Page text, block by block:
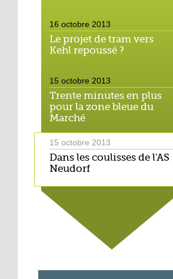
16 octobre 2013
Le projet de tram vers
Kehl repoussé ?
15 octobre 2013
Trente minutes en plus
pour la zone bleue du
Marché
15 octobre 2013
Dans les coulisses de l'AS
Neudorf
15 octobre 2013
Place du marché : les
vieux vélos roulent